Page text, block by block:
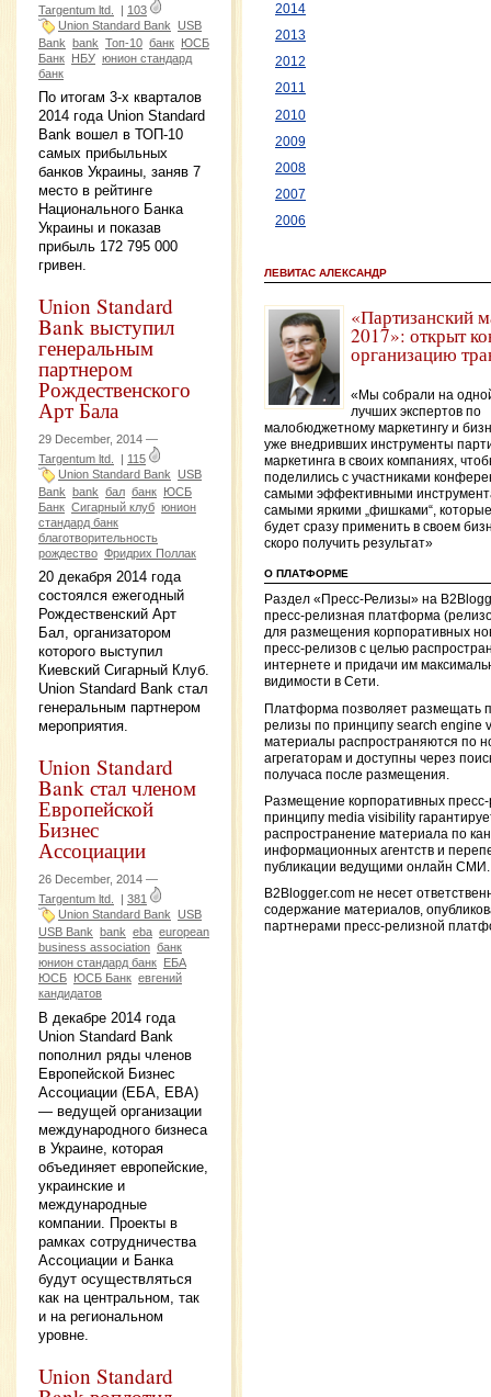
Targentum ltd.
| 103
Union Standard Bank USB
Bank bank Топ-10 банк ЮСБ
Банк НБУ юнион стандард
банк
По итогам 3-х кварталов
2014 года Union Standard
Bank вошел в ТОП-10
самых прибыльных
банков Украины, заняв 7
место в рейтинге
Национального Банка
Украины и показав
прибыль 172 795 000
гривен.
Union Standard
Bank выступил
генеральным
партнером
Рождественского
Арт Бала
29 December, 2014 —
Targentum ltd.
| 115
Union Standard Bank USB
Bank bank бал банк ЮСБ
Банк Сигарный клуб юнион
стандард банк
благотворительность
рождество Фридрих Поллак
20 декабря 2014 года
состоялся ежегодный
Рождественский Арт
Бал, организатором
которого выступил
Киевский Сигарный Клуб.
Union Standard Bank стал
генеральным партнером
мероприятия.
Union Standard
Bank стал членом
Европейской
Бизнес
Ассоциации
26 December, 2014 —
Targentum ltd.
| 381
Union Standard Bank USB
USB Bank bank eba european
business association банк
юнион стандард банк ЕБА
ЮСБ ЮСБ Банк евгений
кандидатов
В декабре 2014 года
Union Standard Bank
пополнил ряды членов
Европейской Бизнес
Ассоциации (ЕБА, EBA)
— ведущей организации
международного бизнеса
в Украине, которая
объединяет европейские,
украинские и
международные
компании. Проекты в
рамках сотрудничества
Ассоциации и Банка
будут осуществляться
как на центральном, так
и на региональном
уровне.
Union Standard
2014
2013
2012
2011
2010
2009
2008
2007
2006
ЛЕВИТАС АЛЕКСАНДР
«Партизанский
2017»: открыт
организацию
«Мы собрали на
лучших экспертов по
малобюджетному маркетингу и
уже внедривших инструменты
маркетинга в своих компаниях,
поделились с участниками
самыми эффективными
самыми яркими „фишками“,
будет сразу применить в своем
скоро получить результат»
О ПЛАТФОРМЕ
Раздел «Пресс-Релизы» на
пресс-релизная платформа
для размещения корпоративных
пресс-релизов с целью
интернете и придачи им
видимости в Сети.
Платформа позволяет размещать
релизы по принципу search engine
материалы распространяются по
агрегаторам и доступны через
получаса после размещения.
Размещение корпоративных
принципу media visibility
распространение материала по
информационных агентств и
публикации ведущими онлайн СМИ.
B2Blogger.com не несет
содержание материалов,
партнерами пресс-релизной